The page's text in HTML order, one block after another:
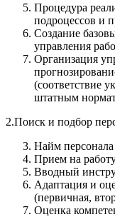
Процедура
подроцессов и
Создание
управления
Организация
(соответствие
штатным
2.Поиск и подбор
Найм персонала
Прием на
Вводный
Адаптация и
(первичная,
Оценка